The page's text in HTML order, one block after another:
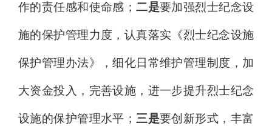
作的责任感和使命感； 二是要加强烈士纪念设
施的保护管理力度， 认真落实《烈士纪念设施
保护管理办法》 ，细化日常维护管理制度，加
大资金投入，完善设施，进一步提升烈士纪念
设施的保护管理水平； 三是要创新形式，丰富